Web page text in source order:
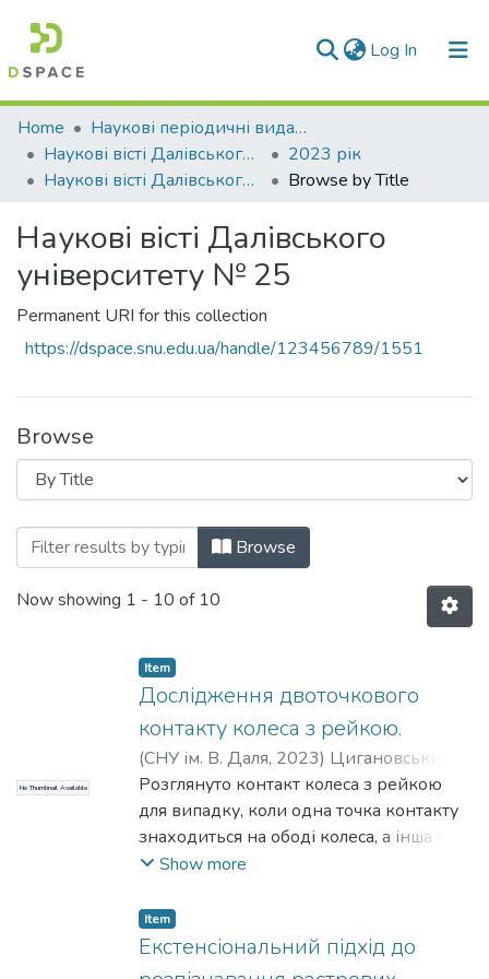
Log In (current)
Communities & Collections
All of DSpace
Home
Наукові періодичні видання СНУ ім. В. Даля
Наукові вісті Далівського університету
2023 рік
Наукові вісті Далівського університету № 25
Browse by Title
Наукові вісті Далівського
університету № 25
Permanent URI for this collection
https://dspace.snu.edu.ua/handle/123456789/1551
Browse
Browsing Наукові вісті Далівського
Browse
Now showing 1 - 10 of 10
No Thumbnail Available
Item
Дослідження двоточкового
контакту колеса з рейкою.
(СНУ ім. В. Даля, 2023) Цигановський, І.
О.;Ковтанець, М. В.;Сергієнко, О. В.;
Просвірова, О. В.
Розглянуто контакт колеса з рейкою
для випадку, коли одна точка контакту
знаходиться на ободі колеса, а інша на
гребені. Положення цих точок
пари залежно від заданого бокового
відносу та кута виляння. Незалежно від
того, статичний або динамічний рух
Show more
Item
Екстенсіональний підхід до